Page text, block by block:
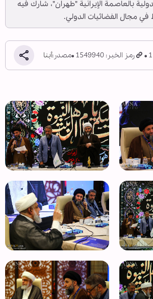
بالعاصمة الإيرانية "طهران"، شارك فيه
مجال الفضائيات الدولي.
رمز الخبر: 1549940 مصدر:أبنا